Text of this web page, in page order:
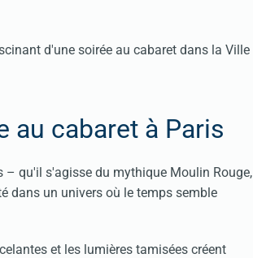
d'une soirée au cabaret dans la Ville
au cabaret à Paris
– qu'il s'agisse du mythique Moulin Rouge,
dans un univers où le temps semble
et les lumières tamisées créent